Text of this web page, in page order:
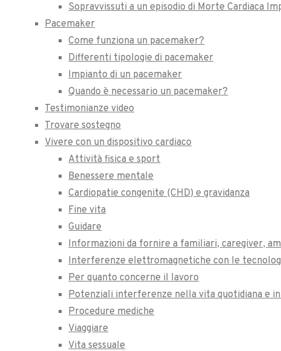
Sopravvissuti a un episodio di Morte Cardiaca
Pacemaker
Come funziona un pacemaker?
Differenti tipologie di pacemaker
Impianto di un pacemaker
Quando è necessario un pacemaker?
Testimonianze video
Trovare sostegno
Vivere con un dispositivo cardiaco
Attività fisica e sport
Benessere mentale
Cardiopatie congenite (CHD) e gravidanza
Fine vita
Guidare
Informazioni da fornire a familiari, caregiver,
Interferenze elettromagnetiche con le
Per quanto concerne il lavoro
Potenziali interferenze nella vita quotidiana e
Procedure mediche
Viaggiare
Vita sessuale